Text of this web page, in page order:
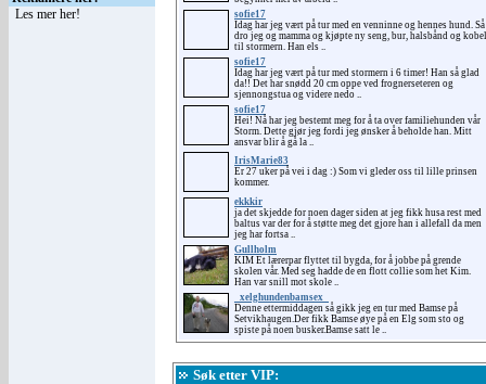
Les mer her!
sofie17
Idag har jeg vært på tur med en venninne og hennes hund. Så
dro jeg og mamma og kjøpte ny seng, bur, halsbånd og kobel
til stormern. Han els ..
sofie17
Idag har jeg vært på tur med stormern i 6 timer! Han så glad
da!! Det har snødd 20 cm oppe ved frognerseteren og
sjennongstua og videre nedo ..
sofie17
Hei! Nå har jeg bestemt meg for å ta over familiehunden vår
Storm. Dette gjør jeg fordi jeg ønsker å beholde han. Mitt
ansvar blir å gå la ..
IrisMarie83
Er 27 uker på vei i dag :) Som vi gleder oss til lille prinsen
kommer.
ekkkir
ja det skjedde for noen dager siden at jeg fikk husa rest med
baltus var der for å støtte meg det gjore han i allefall da men
jeg har fortsa ..
Gullholm
KIM Et lærerpar flyttet til bygda, for å jobbe på grende
skolen vår. Med seg hadde de en flott collie som het Kim.
Han var snill mot skole ..
_xelghundenbamsex_
Denne ettermiddagen så gikk jeg en tur med Bamse på
Setvikhaugen.Der fikk Bamse øye på en Elg som sto og
spiste på noen busker.Bamse satt le ..
Søk etter VIP: